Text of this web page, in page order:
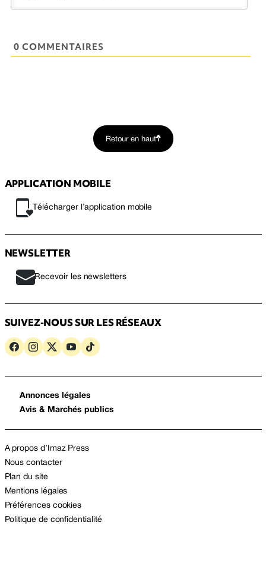
0 COMMENTAIRES
Retour en haut
APPLICATION MOBILE
Télécharger l’application mobile
NEWSLETTER
Recevoir les newsletters
SUIVEZ-NOUS SUR LES RÉSEAUX
Annonces légales
Avis & Marchés publics
A propos d’Imaz Press
Nous contacter
Plan du site
Mentions légales
Préférences cookies
Politique de confidentialité